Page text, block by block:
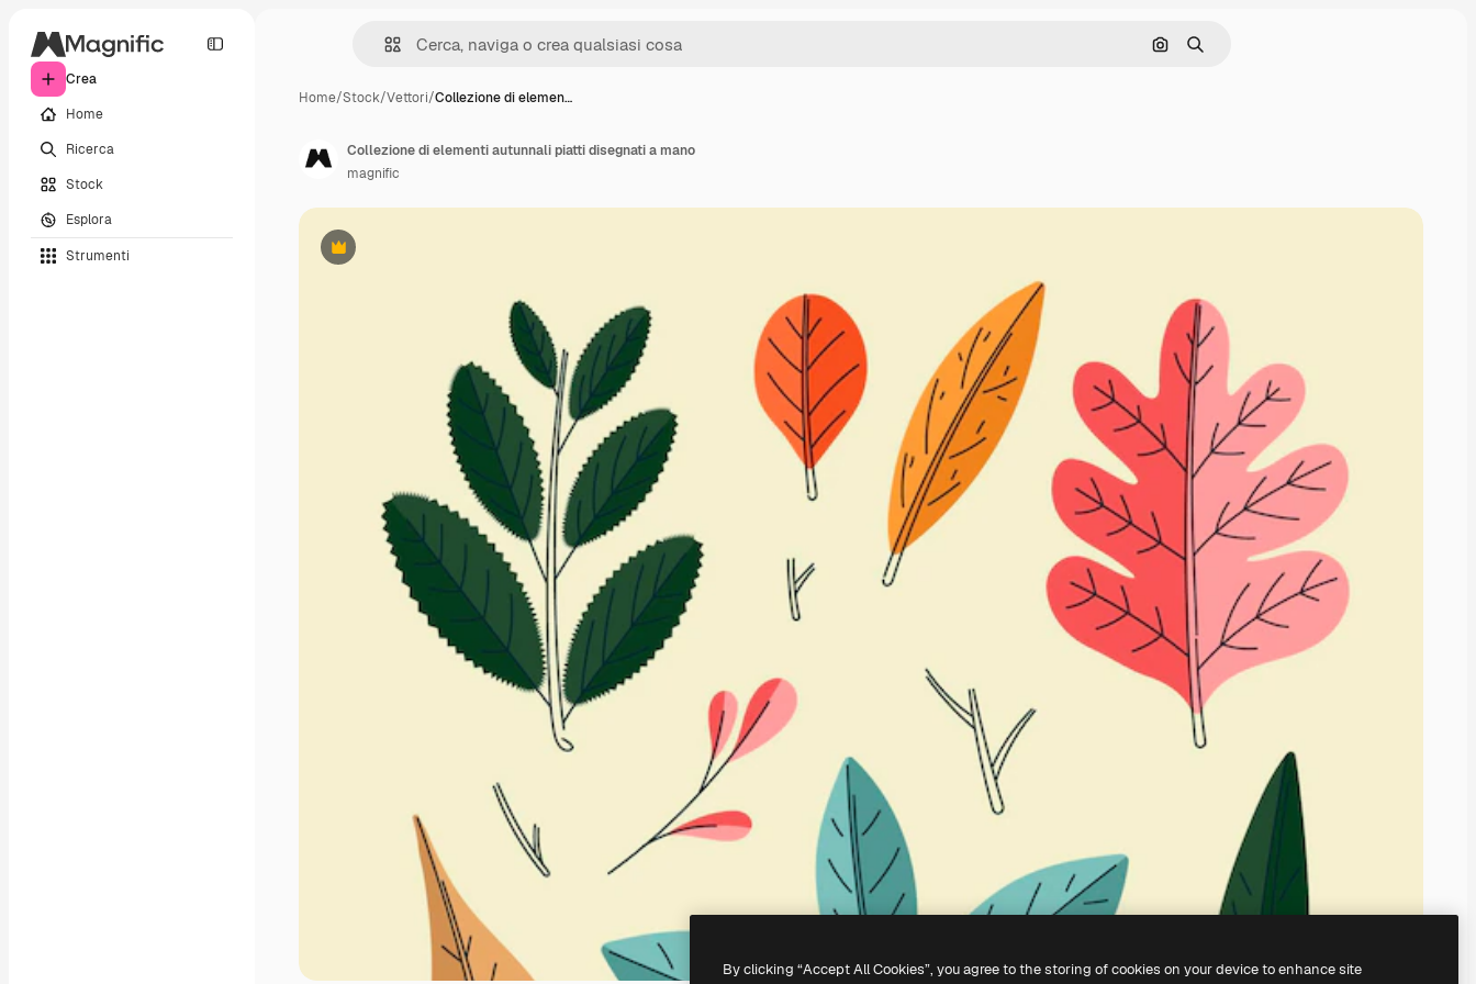
Crea
Home
Ricerca
Stock
Esplora
Strumenti
Cerca per immagine
Ricerca
Home/Stock/Vettori/Collezione di elemen…
Premium
Collezione di elementi autunnali piatti disegnati a mano
magnific
By clicking “Accept All Cookies”, you agree to the storing of cookies on your device to enhance site